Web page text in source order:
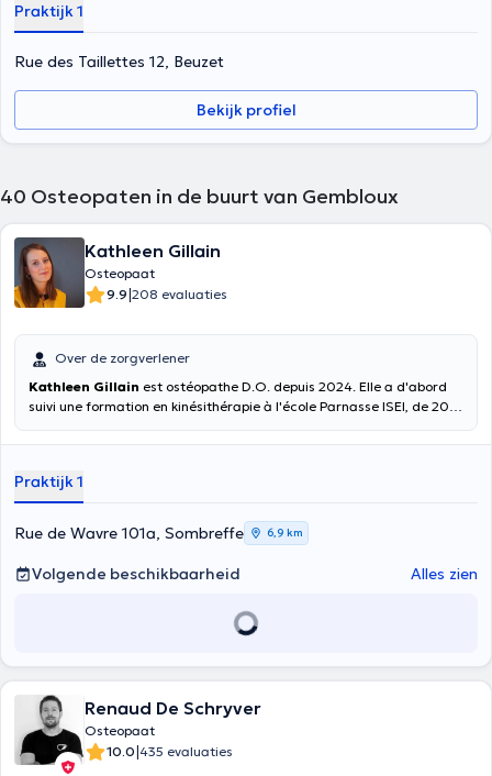
topsporters, zuigelingen en zwangere vrouwen. Ook gediplomeerd in
voeding, deze dimensie verwerk ik ook in de behandeling.
Praktijk 1
Rue des Taillettes 12, Beuzet
Bekijk profiel
40 Osteopaten in de buurt van Gembloux
Kathleen Gillain
Osteopaat
9.9|208 evaluaties
Over de zorgverlener
Kathleen Gillain est ostéopathe D.O. depuis 2024. Elle a d'abord
suivi une formation en kinésithérapie à l'école Parnasse ISEI, de 2015
of Osteopathy, où elle a étudié de 2019 à 2024. Pendant son
sur les étirements de l'épaule chez les sportifs, et un autre en
ostéopathie, axé sur le traitement du nerf vague et son influence sur
la fréquence cardiaque. Elle exerce actuellement au cabinet
Drugmand, au centre Body Therapy à Sombreffe, ainsi qu’à Mellery.
Par ailleurs, Kathleen occupe également le rôle d’assistante à la
Belgian School of Osteopathy.
Praktijk 1
Rue de Wavre 101a, Sombreffe 6,9 km
Volgende beschikbaarheid Alles zien
Renaud De Schryver
Osteopaat
10.0|435 evaluaties